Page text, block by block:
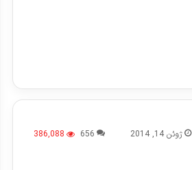
ژوئن 14, 2014 656
386,088